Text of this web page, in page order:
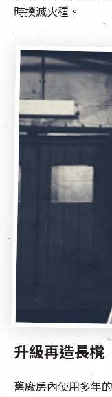
時撲滅火種。
升級再造長櫈
舊廠房內使用多年